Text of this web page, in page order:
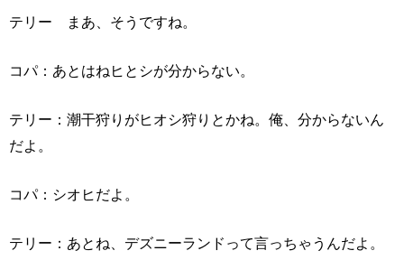
テリー まあ、そうですね。
コパ：あとはねヒとシが分からない。
テリー：潮干狩りがヒオシ狩りとかね。俺、分からないん
だよ。
コパ：シオヒだよ。
テリー：あとね、デズニーランドって言っちゃうんだよ。